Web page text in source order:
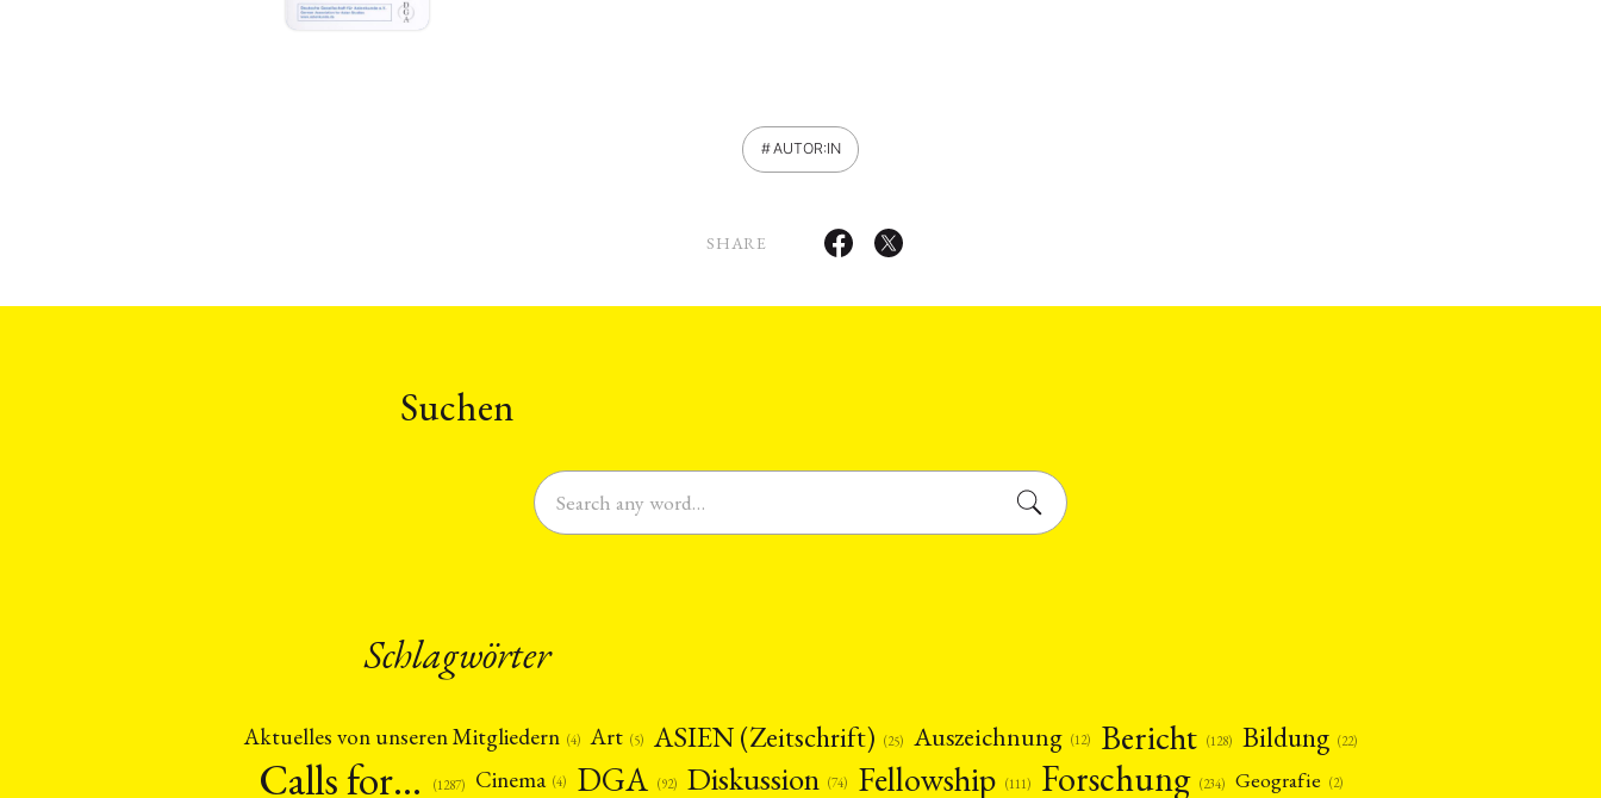
AUTOR:IN
SHARE
Suchen
Schlagwörter
Aktuelles von unseren Mitgliedern (4) Art (5) ASIEN (Zeitschrift) (25) Auszeichnung (12) Bericht (128) Bildung (22)
Calls for… (1287) Cinema (4) DGA (92) Diskussion (74) Fellowship (111) Forschung (234) Geografie (2)